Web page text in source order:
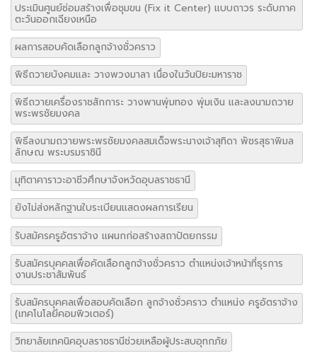
ประเมินศูนย์ซ่อมสร้างเพื่อชุมขน (Fix it Center) แบบถาวร ระดับภาค
ตะวันออกเฉียงเหนือ
ผลการสอบคัดเลือกลูกจ้างชั่วคราว
พิธีถวายบังคมและ วางพวงมาลา เนื่องในวันปิยะมหาราช
พิธีถวายเครื่องราชสักการะ วางพานพุ่มทอง พุ่มเงิน และลงนามถวาย
พระพรชัยมงคล
พิธีลงนามถวายพระพรชัยมงคลสมเด็จพระนางเจ้าสุทิดา พัชรสุธาพิมล
ลักษณ พระบรมราชินี
มุทิตาคาราวะอาชีวศึกษาจังหวัดอุบลราชธานี
ยังไม่ส่งหลักฐานใบระเบียนแสดงผลการเรียน
รับสมัครครูอัตราจ้าง แผนกก่อสร้างสถาปัตยกรรม
รับสมัครบุคคลเพื่อคัดเลือกลูกจ้างชั่วคราว ตำแหน่งเจ้าหน้าที่ธุรการ
งานประชาสัมพันธ์
รับสมัครบุคคลเพื่อสอบคัดเลือก ลูกจ้างชั่วคราว ตำแหน่ง ครูอัตราจ้าง
(เทคโนโลยีคอมพิวเตอร์)
วิทยาลัยเทคนิคอุบลราชธานีช่วยเหลือผู้ประสบอุทกภัย